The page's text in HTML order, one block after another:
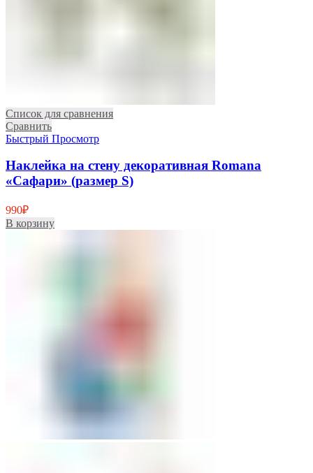
Список для сравнения
Сравнить
Быстрый Просмотр
Наклейка на стену декоративная Romana
«Сафари» (размер S)
990₽
В корзину